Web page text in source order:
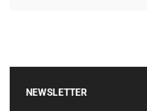
NEWSLETTER